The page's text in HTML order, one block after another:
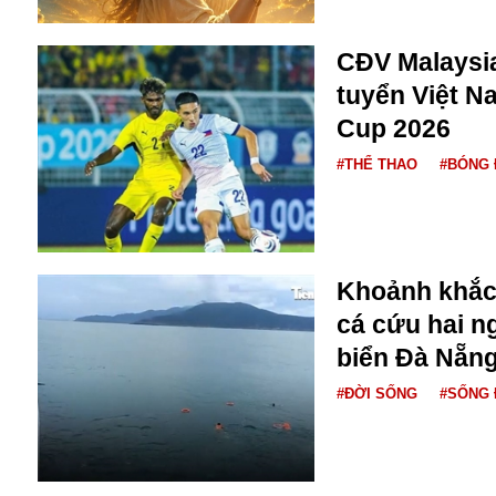
Bulagria
Crimea
Chính trị
Công nghệ
Chuyện hay
Chuyện lạ
Cuộc sống quanh ta
Chiến tranh thương mại
Chi hội phụ nữ TTTM Mátxcơva
Chợ Vòm
Cảnh sát
Cấm bay
Cao tốc
CĐV
tuyển Việt
Cup 2026
#THỂ THAO #BÓNG
Khoảnh
cá cứu hai
biển Đà
#ĐỜI SỐNG #SỐNG